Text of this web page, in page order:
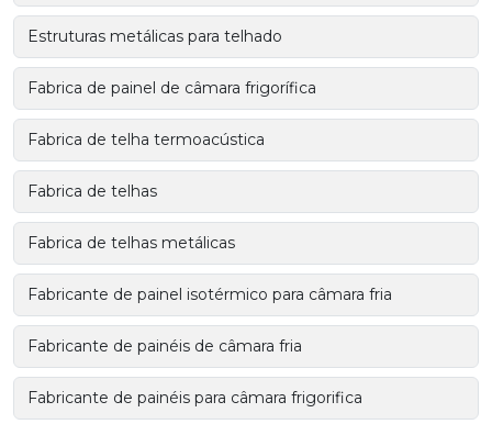
Estruturas metálicas para telhado
Fabrica de painel de câmara frigorífica
Fabrica de telha termoacústica
Fabrica de telhas
Fabrica de telhas metálicas
Fabricante de painel isotérmico para câmara fria
Fabricante de painéis de câmara fria
Fabricante de painéis para câmara frigorifica